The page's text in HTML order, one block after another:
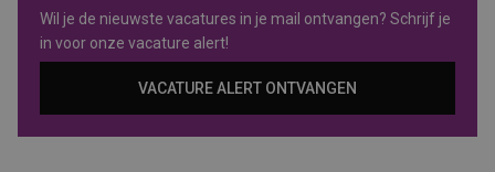
Wil je de nieuwste vacatures in je mail ontvangen? Schrijf je
in voor onze vacature alert!
VACATURE ALERT ONTVANGEN